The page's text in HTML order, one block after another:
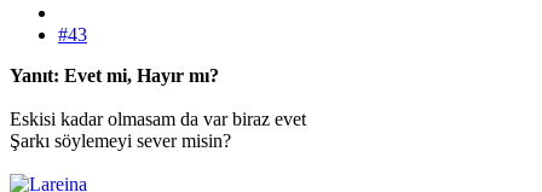
#43
Yanıt: Evet mi, Hayır mı?
Eskisi kadar olmasam da var biraz evet
Şarkı söylemeyi sever misin?